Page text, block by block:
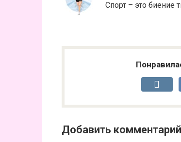
Спорт – это биение
Добавить комментарий